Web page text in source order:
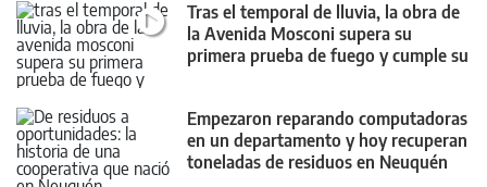
Tras el temporal de lluvia, la obra de
la Avenida Mosconi supera su
primera prueba de fuego y cumple su
Empezaron reparando computadoras
en un departamento y hoy recuperan
toneladas de residuos en Neuquén